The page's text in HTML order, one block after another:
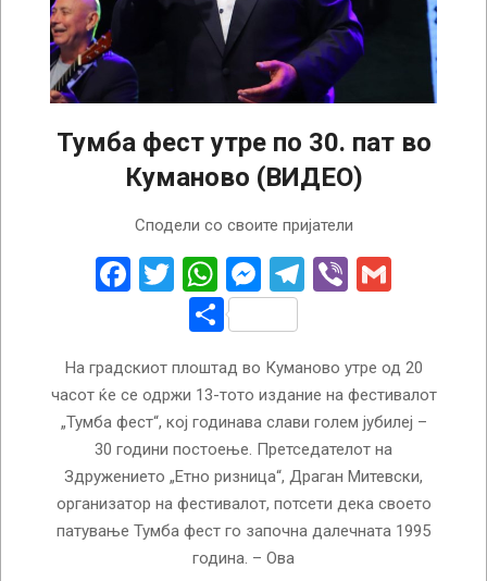
Тумба фест утре по 30. пат во
Куманово (ВИДЕО)
Сподели со своите пријатели
Facebook
Twitter
WhatsApp
Messenger
Telegram
Viber
Share
На градскиот плоштад во Куманово утре од 20
часот ќе се одржи 13-тото издание на фестивалот
„Тумба фест“, кој годинава слави голем јубилеј –
30 години постоење. Претседателот на
Здружението „Етно ризница“, Драган Митевски,
организатор на фестивалот, потсети дека своето
патување Тумба фест го започна далечната 1995
година. – Ова